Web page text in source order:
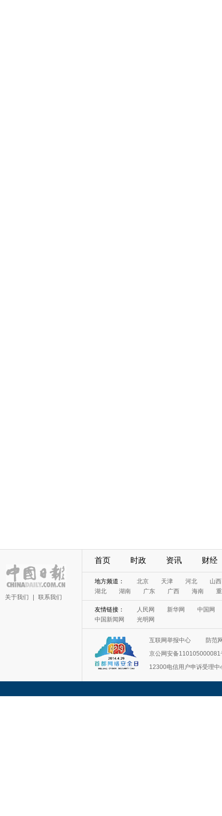
关于我们 联系我们
首页 时政 资讯 财经
地方频道： 北京 天津 河北
山西
湖北
湖南 广东 广西 海南
友情链接： 人民网 新华网
中国网
中国新闻网
光明网
互联网举报中心
防范
京公网安备110105000081
12300电信用户申诉受理中